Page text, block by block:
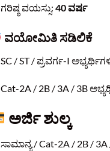
ಗರಿಷ್ಠ ವಯಸ್ಸು:40 ವರ್ಷ
ವಯೋಮಿತಿ ಸಡಿಲಿಕೆ
SC / ST / ಪ್ರವರ್ಗ-I
Cat-2A / 2B / 3A / 3B
ಅರ್ಜಿ ಶುಲ್ಕ
ಸಾಮಾನ್ಯ / Cat-2A / 2B /